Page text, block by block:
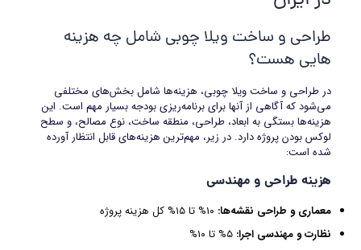
طراحی و ساخت ویلا چوبی شامل چه هزینه
هایی هست؟
در طراحی و ساخت ویلا چوبی، هزینه‌ها شامل بخش‌های مختلفی
می‌شود که آگاهی از آنها برای برنامه‌ریزی بودجه بسیار مهم است. این
هزینه‌ها بستگی به ابعاد، طراحی، منطقه ساخت، نوع مصالح، و سطح
لوکس بودن پروژه دارد. در زیر، مهم‌ترین هزینه‌های قابل انتظار آورده
شده است:
هزینه طراحی و مهندسی
معماری و طراحی نقشه‌ها:
نظارت و مهندسی اجرا: